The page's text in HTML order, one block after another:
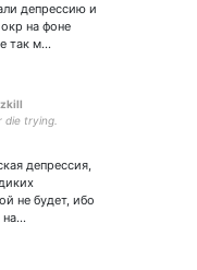
археология.
и его
депрессию и
на фоне
так м…
die trying.
депрессия,
не будет, ибо
на…